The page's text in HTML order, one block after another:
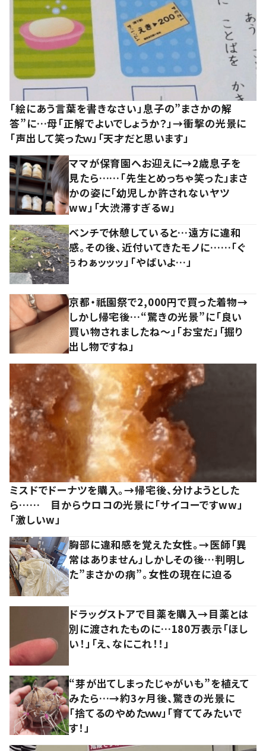
「絵にあう言葉を書きなさい」息子の”まさかの解
答”に…母「正解でよいでしょうか？」→衝撃の光景に
「声出して笑ったｗ」「天才だと思います」
ママが保育園へお迎えに→2歳息子を
見たら……「先生とめっちゃ笑った」まさ
かの姿に「幼児しか許されないヤツ
ww」「大渋滞すぎるw」
ベンチで休憩していると…遠方に違和
感。その後、近付いてきたモノに……「ぐ
ぅわぁッッッ」「やばいよ…」
京都・祇園祭で2,000円で買った着物→
しかし帰宅後…“驚きの光景”に「良い
買い物されましたね～」「お宝だ」「掘り
出し物ですね」
ミスドでドーナツを購入。→帰宅後、分けようとした
ら…… 目からウロコの光景に「サイコーですww」
「激しいw」
胸部に違和感を覚えた女性。→医師「異
常はありません」しかしその後…判明し
た”まさかの病”。女性の現在に迫る
ドラッグストアで目薬を購入→目薬とは
別に渡されたものに…180万表示「ほし
い！」「え、なにこれ！！」
“芽が出てしまったじゃがいも”を植えて
みたら…→約3ヶ月後、驚きの光景に
「捨てるのやめたｗｗ」「育ててみたいで
す！」